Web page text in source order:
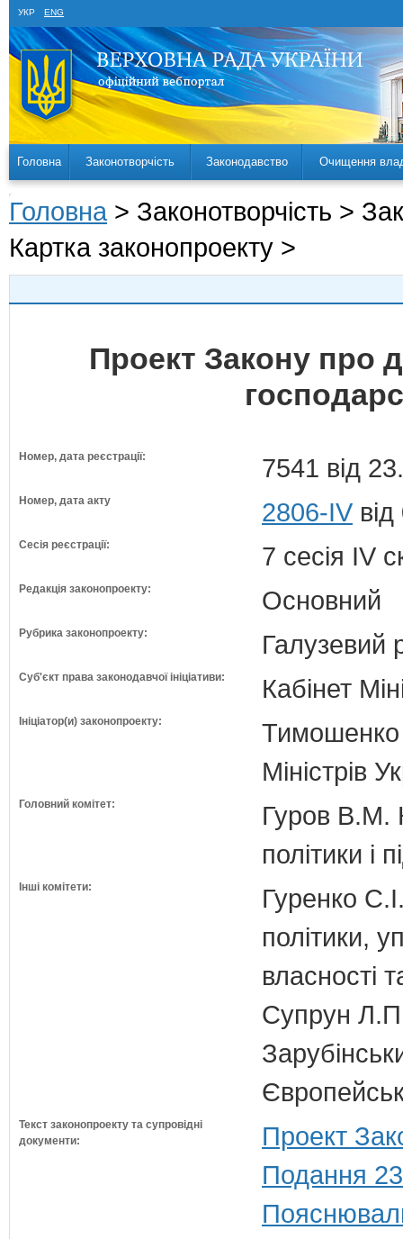
УКР ENG
Головна Законотворчість Законодавство Очищення
Головна > Законотворчість >
Картка законопроекту >
Проект Закону про
Номер, дата реєстрації: 7541 від
Номер, дата акту 2806-IV
Сесія реєстрації: 7 сесія IV
Редакція законопроекту: Основний
Рубрика законопроекту: Галузевий
Суб'єкт права законодавчої ініціативи: Кабінет
Ініціатор(и) законопроекту:
Тимошенко
Міністрів
Головний комітет:
Гуров В.М.
політики і
Інші комітети:
Гуренко
політики,
власності
Супрун
Текст законопроекту та супровідні
документи:
Проект
Подання